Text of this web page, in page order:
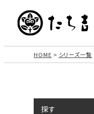
HOME シリーズ一覧
探す